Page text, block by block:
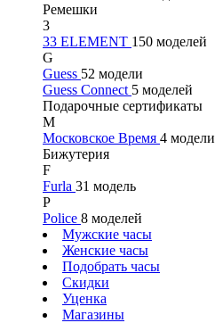
Ремешки
3
33 ELEMENT 150 моделей
G
Guess 52 модели
Guess Connect 5 моделей
Подарочные сертификаты
М
Московское Время 4 модели
Бижутерия
F
Furla 31 модель
P
Police 8 моделей
Мужские часы
Женские часы
Подобрать часы
Скидки
Уценка
Магазины